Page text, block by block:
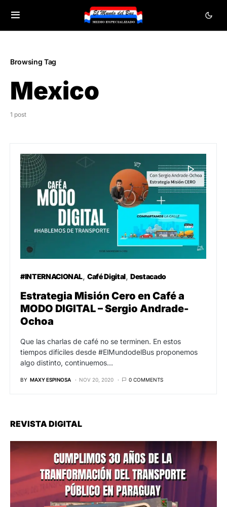
Browsing Tag
Mexico
1 post
#INTERNACIONAL Café Digital Destacado
Estrategia Misión Cero en Café a
MODO DIGITAL – Sergio Andrade-
Ochoa
Que las charlas de café no se terminen. En estos
tiempos difíciles desde #ElMundodelBus proponemos
algo distinto, continuemos…
BY MAXY ESPINOSA NOV 20, 2020 0 COMMENTS
REVISTA DIGITAL